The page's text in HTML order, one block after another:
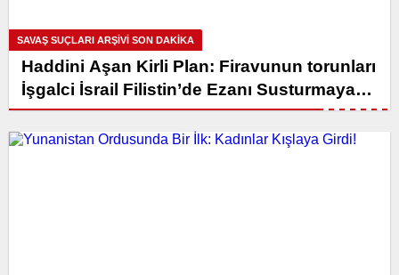
SAVAŞ SUÇLARI ARŞIVI SON DAKİKA
Haddini Aşan Kirli Plan: Firavunun torunları
İşgalci İsrail Filistin’de Ezanı Susturmaya
Hazırlanıyor!